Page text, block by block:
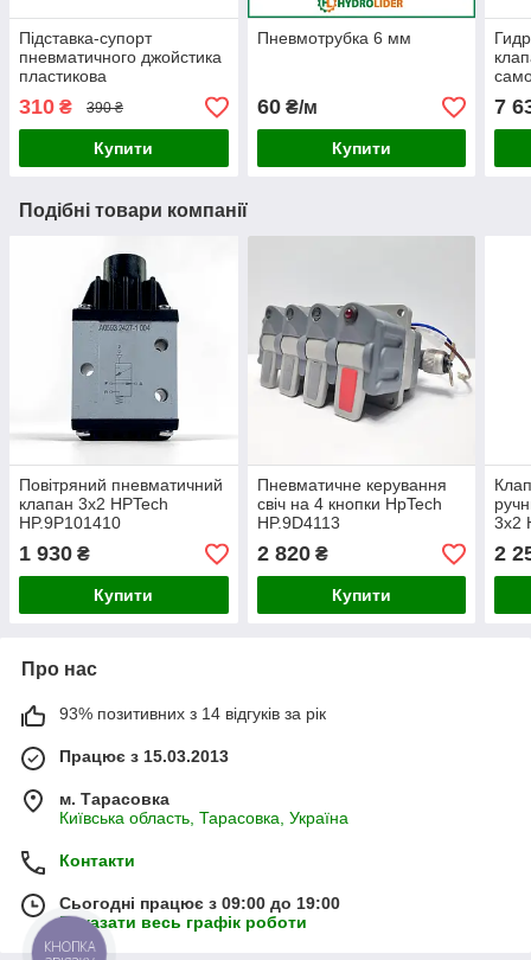
Підставка-супорт
пневматичного джойстика
пластикова
310 ₴ 390 ₴
Купити
Пневмотрубка 6 мм
60₴/м
Купити
7
Подібні товари компанії
Повітряний пневматичний
клапан 3x2 HPTech
HP.9P101410
1 930 ₴
Купити
Пневматичне керування
свіч на 4 кнопки HpTech
HP.9D4113
2 820₴
Купити
3x2
2
Про нас
93% позитивних з 14 відгуків за рік
Працює з 15.03.2013
м. Тарасовка
Київська область, Тарасовка, Україна
Контакти
Сьогодні працює з 09:00 до 19:00
Показати весь графік роботи
КНОПКА